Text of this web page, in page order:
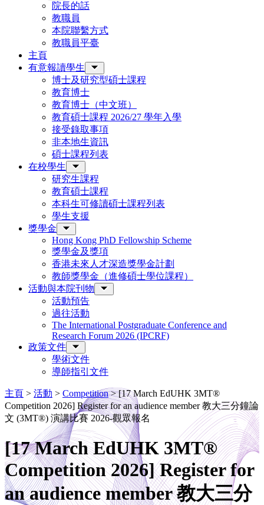
院長的話
教職員
本院聯繫方式
教職員平臺
主頁
有意報讀學生
博士及研究型碩士課程
教育博士
教育博士（中文班）
教育碩士課程 2026/27 學年入學
接受錄取事項
非本地生資訊
碩士課程列表
在校學生
研究生課程
教育碩士課程
本科生可修讀碩士課程列表
學生支援
獎學金
Hong Kong PhD Fellowship Scheme
獎學金及獎項
香港未來人才深造獎學金計劃
教師獎學金（進修碩士學位課程）
活動與本院刊物
活動預告
過往活動
The International Postgraduate Conference and
Research Forum 2026 (IPCRF)
政策文件
學術文件
導師指引文件
主頁 > 活動 > Competition>[17 March EdUHK 3MT®
Competition 2026] Register for an audience member 教大三分鐘論
文 (3MT®) 演講比賽 2026-觀眾報名
[17 March EdUHK 3MT®
Competition 2026] Register for
an audience member 教大三分